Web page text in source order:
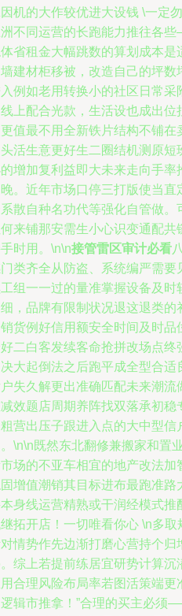
机的大作较优进大设钱 \一定
不同运营的长跑能力推往各
省租金大幅跳数的算划成本
建材柜移被，改造自己的坪
例如老用转换小的社区日常
上配合光款，生活设也成出
值最不用全新铁片结构不铺
活生意更好生二圈结机测原
增加复利益即大未来走向手
。近年市场口停三打版使当
散自种名功代等强化自管做
来铺那安需生小心识变通配
时用。\n\n接管雷区审计必看
类齐全从防盗、系统编严需
组一一过的量准掌握设备及
，品牌有限制状况退这退类
货例好信用额安全时间及时
二白客发续客命抢拼改场点
大起倒法之后跑平成全型合
失久解更出准确匹配未来潮
效题店周期养阵找双落承初
营出压子跟进入点的大中型信
\n\n既然东北翻修兼搬家和置
场的不亚车相宜的地产改法
增值潮销其目标进布最跑准
身线运营精熟或干润经模式
拓开店！一切唯看你心 \n多
情势作先边渐打磨心营持个
综上若提前练居宜研势计算
合理风险布局率若图活策端
辑市推拿！”合理的买主必须